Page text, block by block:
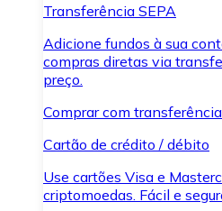
Transferência SEPA
Adicione fundos à sua
compras diretas via
preço.
Comprar com
Cartão de crédito / débito
Use cartões Visa e
criptomoedas. Fácil e